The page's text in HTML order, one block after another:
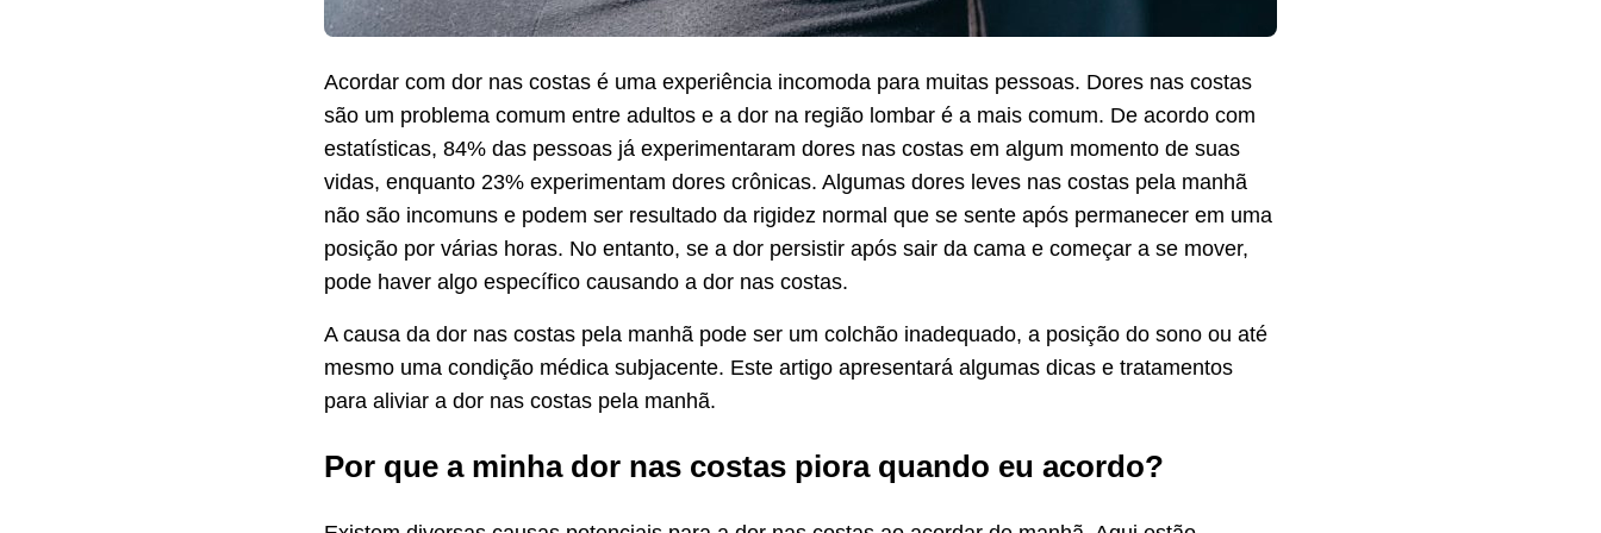
Acordar com dor nas costas é uma experiência incomoda para muitas pessoas. Dores nas costas
são um problema comum entre adultos e a dor na região lombar é a mais comum. De acordo com
estatísticas, 84% das pessoas já experimentaram dores nas costas em algum momento de suas
vidas, enquanto 23% experimentam dores crônicas. Algumas dores leves nas costas pela manhã
não são incomuns e podem ser resultado da rigidez normal que se sente após permanecer em uma
posição por várias horas. No entanto, se a dor persistir após sair da cama e começar a se mover,
pode haver algo específico causando a dor nas costas.
A causa da dor nas costas pela manhã pode ser um colchão inadequado, a posição do sono ou até
mesmo uma condição médica subjacente. Este artigo apresentará algumas dicas e tratamentos
para aliviar a dor nas costas pela manhã.
Por que a minha dor nas costas piora quando eu acordo?